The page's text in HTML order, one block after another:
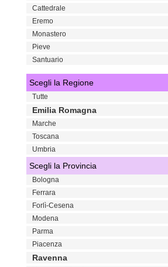
Cattedrale
Eremo
Monastero
Pieve
Santuario
Scegli la Regione
Tutte
Emilia Romagna
Marche
Toscana
Umbria
Scegli la Provincia
Bologna
Ferrara
Forlì-Cesena
Modena
Parma
Piacenza
Ravenna